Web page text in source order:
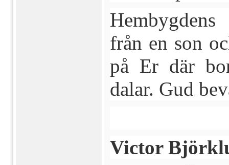
från en son
på Er där
dalar. Gud
Victor